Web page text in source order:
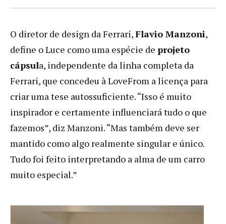
O diretor de design da Ferrari,Flavio Manzoni,
define o Luce como uma espécie de projeto
cápsula, independente da linha completa da
Ferrari, que concedeu à LoveFrom a licença para
criar uma tese autossuficiente. “Isso é muito
inspirador e certamente influenciará tudo o que
fazemos”, diz Manzoni. “Mas também deve ser
mantido como algo realmente singular e único.
Tudo foi feito interpretando a alma de um carro
muito especial.”